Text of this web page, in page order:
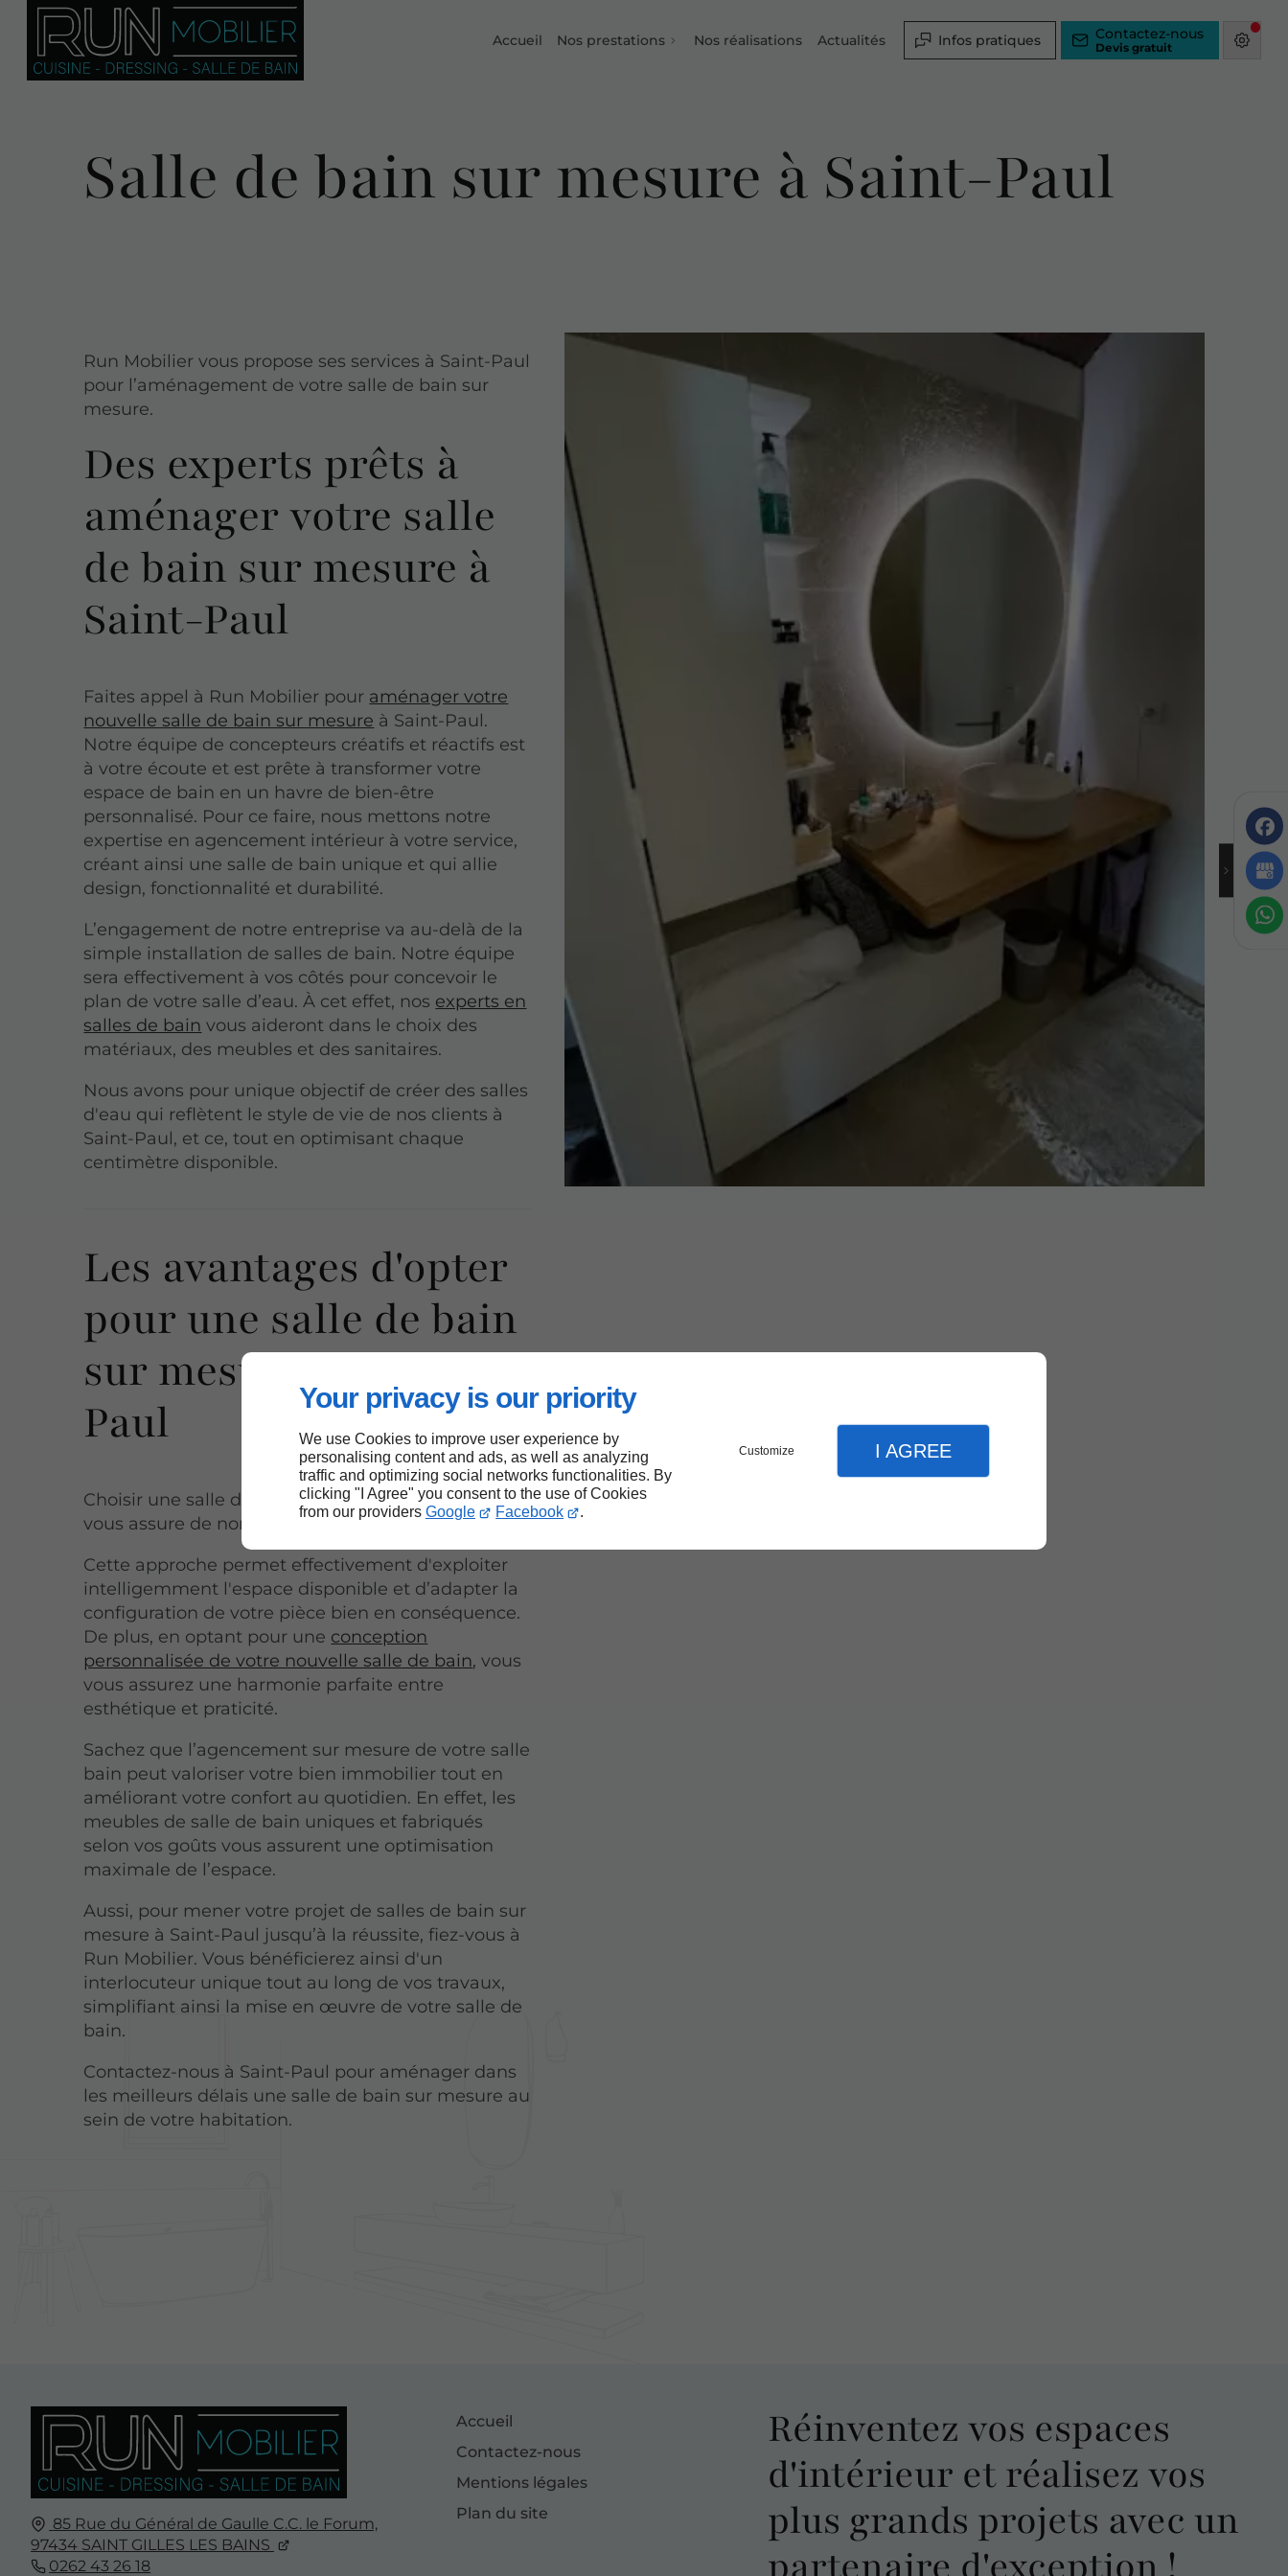
Your privacy is our priority
We use Cookies to improve user experience by
personalising content and ads, as well as analyzing
traffic and optimizing social networks functionalities. By
clicking "I Agree" you consent to the use of Cookies
from our providers Google Facebook .
Customize I AGREE
Accueil Nos prestations Nos réalisations Actualités Infos pratiques Contactez-nous
Salle de bain sur mesure à Saint-Paul
Run Mobilier vous propose ses services à Saint-Paul
pour l’aménagement de votre salle de bain sur
mesure.
Des experts prêts à
aménager votre salle
de bain sur mesure à
Saint-Paul
Faites appel à Run Mobilier pour aménager votre
nouvelle salle de bain sur mesure à Saint-Paul.
Notre équipe de concepteurs créatifs et réactifs est
à votre écoute et est prête à transformer votre
espace de bain en un havre de bien-être
personnalisé. Pour ce faire, nous mettons notre
expertise en agencement intérieur à votre service,
créant ainsi une salle de bain unique et qui allie
design, fonctionnalité et durabilité.
L’engagement de notre entreprise va au-delà de la
simple installation de salles de bain. Notre équipe
sera effectivement à vos côtés pour concevoir le
plan de votre salle d’eau. À cet effet, nos experts en
salles de bain vous aideront dans le choix des
matériaux, des meubles et des sanitaires.
Nous avons pour unique objectif de créer des salles
d'eau qui reflètent le style de vie de nos clients à
Saint-Paul, et ce, tout en optimisant chaque
centimètre disponible.
Les avantages d'opter
pour une salle de bain
sur mesure à Saint-
Paul
Choisir une salle de bain sur mesure à Saint-Paul
vous assure de nombreux atouts.
Cette approche permet effectivement d'exploiter
intelligemment l'espace disponible et d’adapter la
configuration de votre pièce bien en conséquence.
De plus, en optant pour une conception
personnalisée de votre nouvelle salle de bain, vous
vous assurez une harmonie parfaite entre
esthétique et praticité.
Sachez que l’agencement sur mesure de votre salle
bain peut valoriser votre bien immobilier tout en
améliorant votre confort au quotidien. En effet, les
meubles de salle de bain uniques et fabriqués
selon vos goûts vous assurent une optimisation
maximale de l’espace.
Aussi, pour mener votre projet de salles de bain sur
mesure à Saint-Paul jusqu’à la réussite, fiez-vous à
Run Mobilier. Vous bénéficierez ainsi d'un
interlocuteur unique tout au long de vos travaux,
simplifiant ainsi la mise en œuvre de votre salle de
bain.
Contactez-nous à Saint-Paul pour aménager dans
les meilleurs délais une salle de bain sur mesure au
sein de votre habitation.
85 Rue du Général de Gaulle C.C. le Forum,
97434 SAINT GILLES LES BAINS
0262 43 26 18
Accueil
Contactez-nous
Mentions légales
Plan du site
Réinventez vos espaces
d'intérieur et réalisez vos
plus grands projets avec un